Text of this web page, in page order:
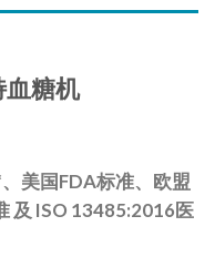
糖机
美国FDA标准、欧盟
及 ISO 13485:2016医